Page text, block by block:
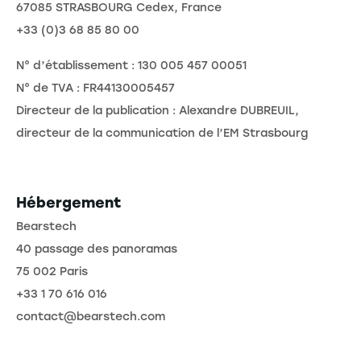
67085 STRASBOURG Cedex, France
+33 (0)3 68 85 80 00
N° d’établissement : 130 005 457 00051
N° de TVA : FR44130005457
Directeur de la publication : Alexandre DUBREUIL,
directeur de la communication de l’EM Strasbourg
Hébergement
Bearstech
40 passage des panoramas
75 002 Paris
+33 1 70 616 016
contact@bearstech.com